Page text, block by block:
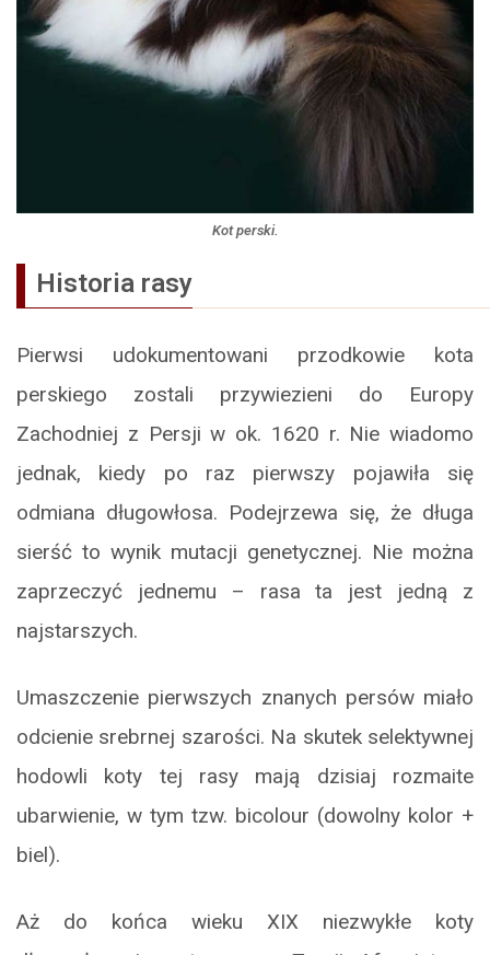
Kot perski.
Historia rasy
Pierwsi udokumentowani przodkowie kota
perskiego zostali przywiezieni do Europy
Zachodniej z Persji w ok. 1620 r. Nie wiadomo
jednak, kiedy po raz pierwszy pojawiła się
odmiana długowłosa. Podejrzewa się, że długa
sierść to wynik mutacji genetycznej. Nie można
zaprzeczyć jednemu – rasa ta jest jedną z
najstarszych.
Umaszczenie pierwszych znanych persów miało
odcienie srebrnej szarości. Na skutek selektywnej
hodowli koty tej rasy mają dzisiaj rozmaite
ubarwienie, w tym tzw. bicolour (dowolny kolor +
biel).
Aż do końca wieku XIX niezwykłe koty